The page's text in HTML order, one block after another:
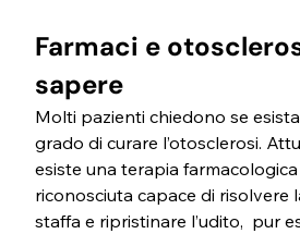
Farmaci e
sapere
Molti pazienti chiedono se
grado di curare l’otosclerosi.
esiste una terapia
riconosciuta capace di risolvere
staffa e ripristinare l’udito,  pur